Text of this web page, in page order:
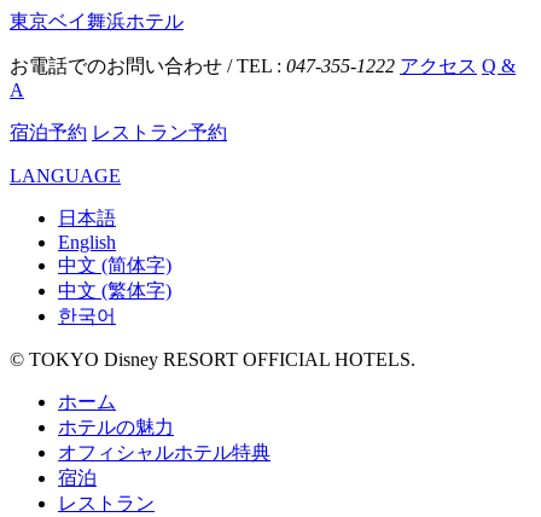
東京ベイ舞浜ホテル
お電話でのお問い合わせ / TEL : 047-355-1222 アクセス Q &
A
宿泊予約 レストラン予約
LANGUAGE
日本語
English
中文 (简体字)
中文 (繁体字)
한국어
© TOKYO Disney RESORT OFFICIAL HOTELS.
ホーム
ホテルの魅力
オフィシャルホテル特典
宿泊
レストラン